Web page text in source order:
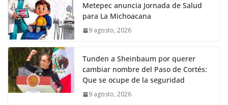
Metepec anuncia Jornada de Salud
para La Michoacana
9 agosto, 2026
Tunden a Sheinbaum por querer
cambiar nombre del Paso de Cortés:
Que se ocupe de la seguridad
9 agosto, 2026